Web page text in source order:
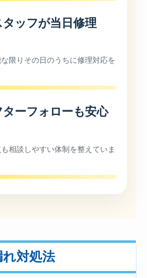
ッフが当日修理
限りその日のうちに修理対応を
ーフォローも安心
相談しやすい体制を整えていま
れ対処法